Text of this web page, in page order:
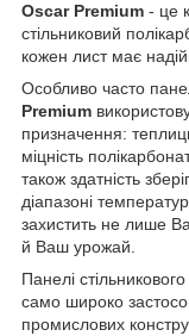
Oscar Premium - це
стільниковий
кожен лист має
Особливо часто
Premium
призначення:
міцність
також здатність
діапазоні
захистить не лише
й Ваш урожай.
Панелі
само широко
промислових